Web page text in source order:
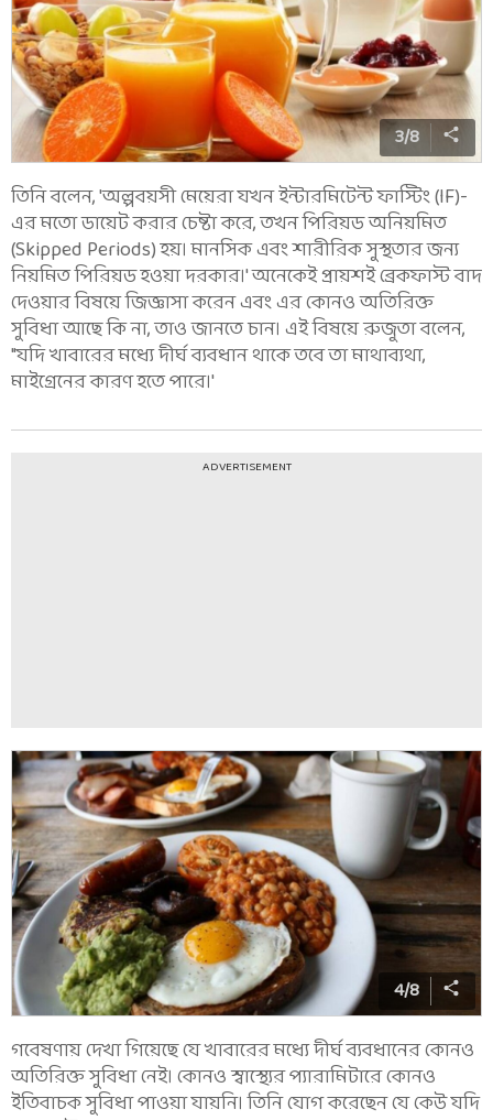
3/8
তিনি বলেন, 'অল্পবয়সী মেয়েরা যখন ইন্টারমিটেন্ট ফাস্টিং (IF)-
এর মতো ডায়েট করার চেষ্টা করে, তখন পিরিয়ড অনিয়মিত
(Skipped Periods) হয়। মানসিক এবং শারীরিক সুস্থতার জন্য
নিয়মিত পিরিয়ড হওয়া দরকার।' অনেকেই প্রায়শই ব্রেকফাস্ট বাদ
দেওয়ার বিষয়ে জিজ্ঞাসা করেন এবং এর কোনও অতিরিক্ত
সুবিধা আছে কি না, তাও জানতে চান। এই বিষয়ে রুজুতা বলেন,
"যদি খাবারের মধ্যে দীর্ঘ ব্যবধান থাকে তবে তা মাথাব্যথা,
মাইগ্রেনের কারণ হতে পারে।'
ADVERTISEMENT
4/8
গবেষণায় দেখা গিয়েছে যে খাবারের মধ্যে দীর্ঘ ব্যবধানের কোনও
অতিরিক্ত সুবিধা নেই। কোনও স্বাস্থ্যের প্যারামিটারে কোনও
ইতিবাচক সুবিধা পাওয়া যায়নি। তিনি যোগ করেছেন যে কেউ যদি